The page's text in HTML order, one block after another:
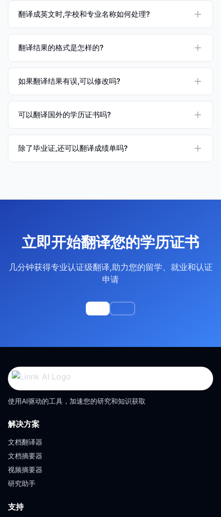
翻译成英文时,学校和专业名称如何处理?
翻译结果的格式是怎样的?
如果翻译结果有误,可以修改吗?
可以翻译国外的学历证书吗?
除了毕业证,还可以翻译成绩单吗?
立即开始翻译您的学历证书
几分钟获得专业认证级翻译,助力您的留学、就业和认证
申请
使用AI驱动的工具，加速您的研究和知识获取
解决方案
文档翻译器
文档摘要器
视频摘要器
研究助手
支持